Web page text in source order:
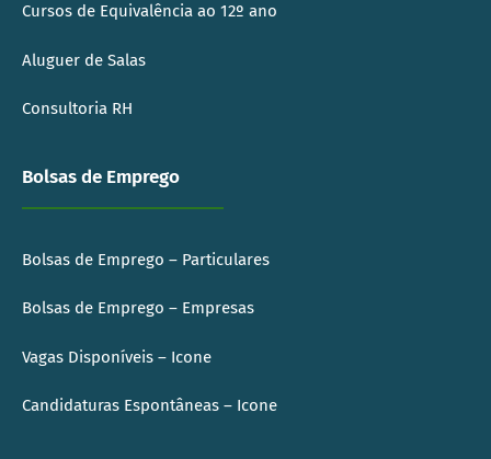
Cursos de Equivalência ao 12º ano
Aluguer de Salas
Consultoria RH
Bolsas de Emprego
Bolsas de Emprego – Particulares
Bolsas de Emprego – Empresas
Vagas Disponíveis – Icone
Candidaturas Espontâneas – Icone